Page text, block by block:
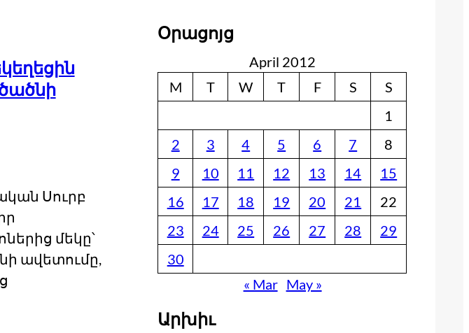
Սուրբ
մեկը՝
ավետումը,
Օրացոյց
April 2012
M
T W T F S
S
1
2
3 4 5 6 7
8
9
10 11 12 13 14
15
16
17 18 19 20 21
22
23
24 25 26 27 28
29
30
« Mar May »
Արխիւ